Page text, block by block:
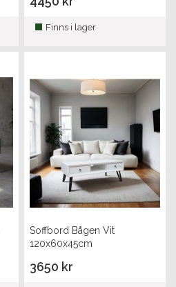
Finns i lager
Soffbord Bågen Vit
120x60x45cm
3650 kr